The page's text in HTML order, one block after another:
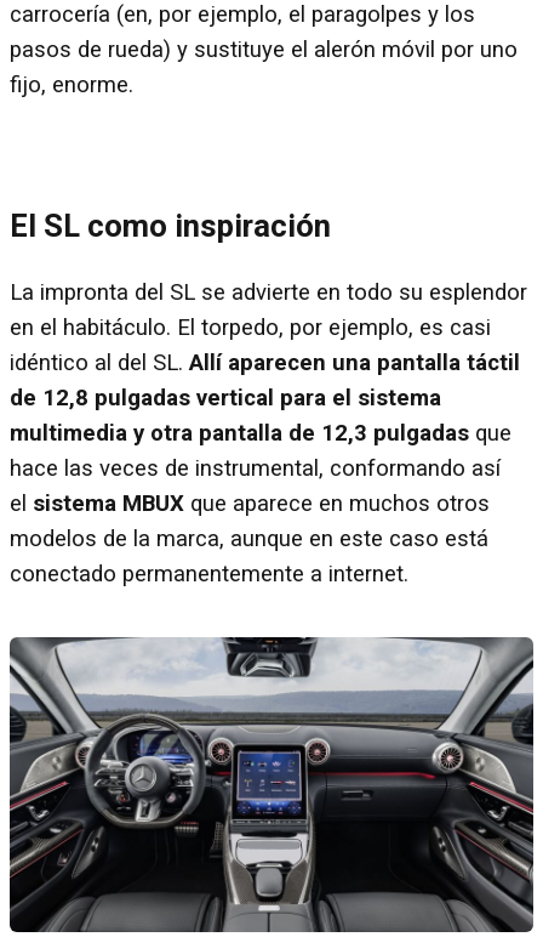
carrocería (en, por ejemplo, el paragolpes y los
pasos de rueda) y sustituye el alerón móvil por uno
fijo, enorme.
El SL como inspiración
La impronta del SL se advierte en todo su esplendor
en el habitáculo. El torpedo, por ejemplo, es casi
idéntico al del SL.Allí aparecen una pantalla táctil
de 12,8 pulgadas vertical para el sistema
multimedia y otra pantalla de 12,3 pulgadas que
hace las veces de instrumental, conformando así
el sistema MBUX que aparece en muchos otros
modelos de la marca, aunque en este caso está
conectado permanentemente a internet.